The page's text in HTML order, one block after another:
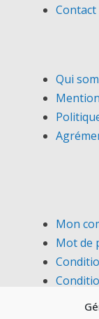
Contact
Qui
Mon
Mot de